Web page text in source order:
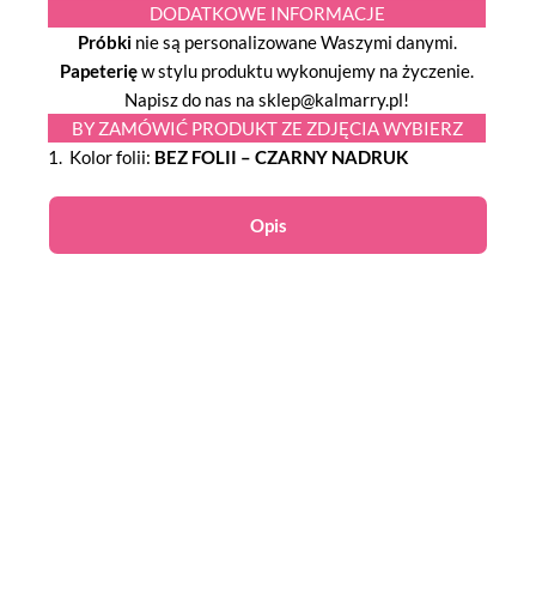
Opis
DODATKOWE INFORMACJE
Próbkinie są personalizowane Waszymi danymi.
Papeterięw stylu produktu wykonujemy na życzenie.
Napisz do nas na sklep@kalmarry.pl!
BY ZAMÓWIĆ PRODUKT ZE ZDJĘCIA WYBIERZ
1. Kolor folii: BEZ FOLII – CZARNY NADRUK